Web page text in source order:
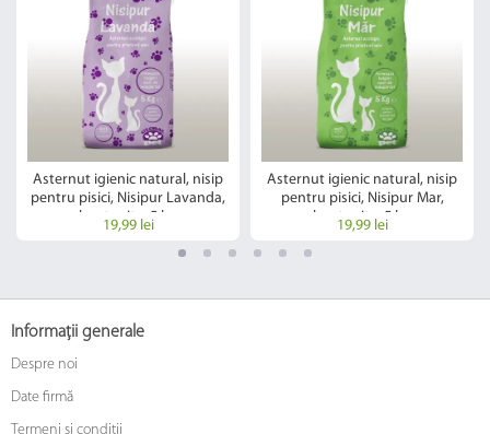
Asternut igienic natural, nisip
pentru pisici, Nisipur Lavanda,
bentonita, 5 kg
19,99 lei
Asternut igienic natural, nisip
pentru pisici, Nisipur Mar,
bentonita, 5 kg
19,99 lei
Informații generale
Despre noi
Date firmă
Termeni și condiții